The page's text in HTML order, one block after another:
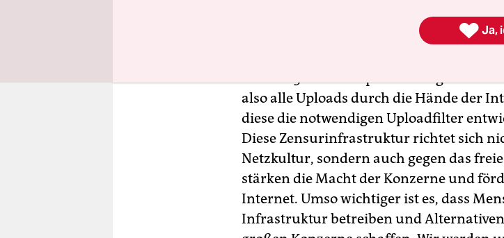
Mit Bedauern nehmen wir zur
also alle Uploads durch die Hände der
diese die notwendigen Uploadfilter
Diese Zensurinfrastruktur richtet sich
Netzkultur, sondern auch gegen das
stärken die Macht der Konzerne und
Internet. Umso wichtiger ist es, dass
Infrastruktur betreiben und
 Ja,